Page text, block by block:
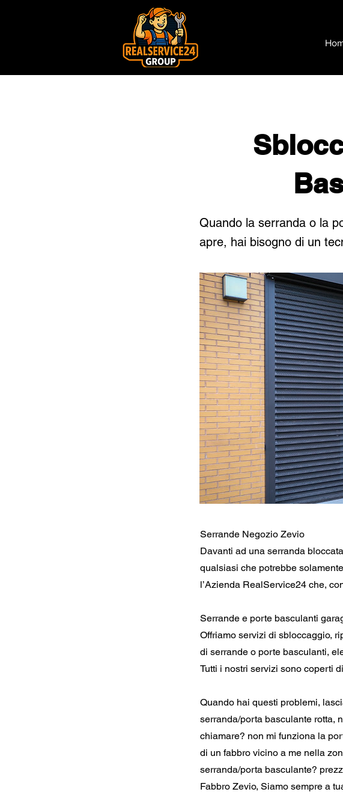
Quando la serranda o la
apre, hai bisogno di un
Serrande Negozio Zevio
Davanti ad una serranda
qualsiasi che potrebbe
l’Azienda RealService24 che,
Serrande e porte basculanti
Offriamo servizi di sbloccaggio,
di serrande o porte basculanti,
Tutti i nostri servizi sono coperti
Quando hai questi problemi,
serranda/porta basculante rotta,
chiamare? non mi funziona la
di un fabbro vicino a me nella
serranda/porta basculante?
Fabbro Zevio, Siamo sempre a